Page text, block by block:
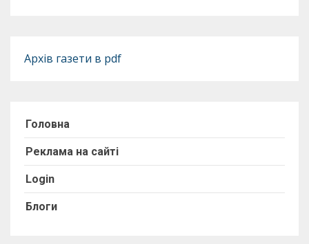
Архів газети в pdf
Головна
Реклама на сайті
Login
Блоги